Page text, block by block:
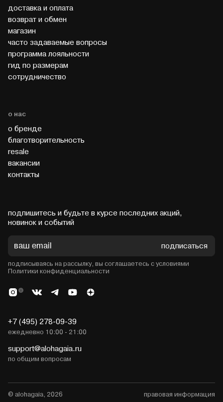
доставка и оплата
возврат и обмен
магазин
часто задаваемые вопросы
программа лояльности
гид по размерам
cотрудничество
о нас
о бренде
благотворительность
resale
вакансии
контакты
+7 (495) 278-09-39
ежедневно 10:00 - 21:00
support@alohagaia.ru
по общим вопросам
подпишитесь и будьте в курсе последних акций,
новинок и событий
подписаться
подписываясь на рассылку, вы соглашаетесь с условиями
Политики конфиденциальности
© alohagaia, 2026 правовая информация